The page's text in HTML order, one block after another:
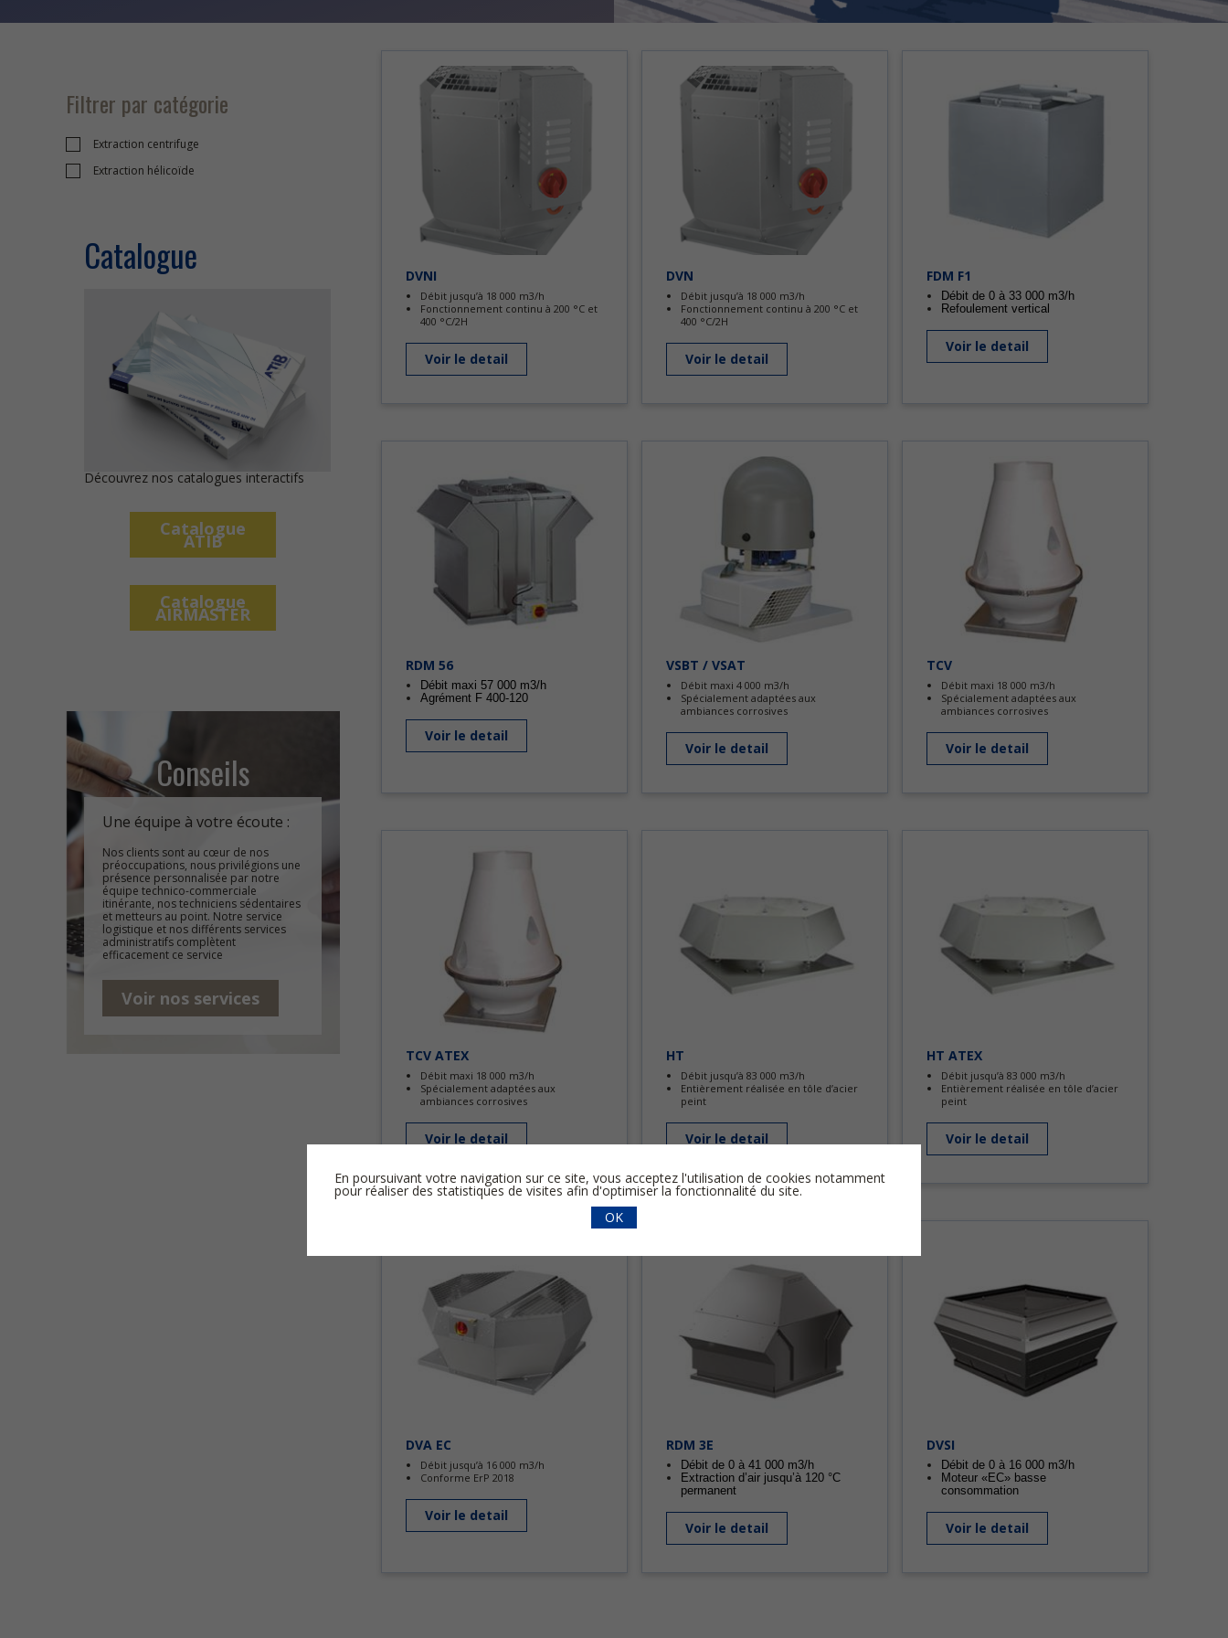
Filtrer par catégorie
Extraction centrifuge
Extraction hélicoïde
Catalogue
Découvrez nos catalogues interactifs
Catalogue
ATIB
Catalogue
AIRMASTER
Conseils
Une équipe à votre écoute :
Nos clients sont au cœur de nos
préoccupations, nous privilégions une
présence personnalisée par notre
équipe technico-commerciale
itinérante, nos techniciens sédentaires
et metteurs au point. Notre service
logistique et nos différents services
administratifs complètent
efficacement ce service
Voir nos services
DVNI
Débit jusqu’à 18 000 m3/h
Fonctionnement continu à 200 °C et
400 °C/2H
Voir le detail
DVN
Débit jusqu’à 18 000 m3/h
Fonctionnement continu à 200 °C et
400 °C/2H
Voir le detail
FDM F1
Débit de 0 à 33 000 m3/h
Refoulement vertical
Voir le detail
RDM 56
Débit maxi 57 000 m3/h
Agrément F 400-120
Voir le detail
VSBT / VSAT
Débit maxi 4 000 m3/h
Spécialement adaptées aux
ambiances corrosives
Voir le detail
TCV
Débit maxi 18 000 m3/h
Spécialement adaptées aux
ambiances corrosives
Voir le detail
TCV ATEX
Débit maxi 18 000 m3/h
Spécialement adaptées aux
ambiances corrosives
Voir le detail
HT
Débit jusqu’à 83 000 m3/h
Entièrement réalisée en tôle d’acier
peint
Voir le detail
HT ATEX
Débit jusqu’à 83 000 m3/h
Entièrement réalisée en tôle d’acier
peint
Voir le detail
DVA EC
Débit jusqu’à 16 000 m3/h
Conforme ErP 2018
Voir le detail
RDM 3E
Débit de 0 à 41 000 m3/h
Extraction d’air jusqu’à 120 °C
permanent
Voir le detail
DVSI
Débit de 0 à 16 000 m3/h
Moteur «EC» basse
consommation
Voir le detail
En poursuivant votre navigation sur ce site, vous acceptez l'utilisation de cookies notamment
pour réaliser des statistiques de visites afin d'optimiser la fonctionnalité du site.
OK